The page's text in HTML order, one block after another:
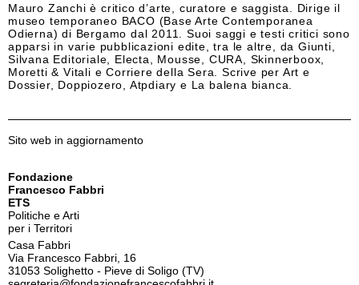
Mauro Zanchi è critico d’arte, curatore e saggista. Dirige il
museo temporaneo BACO (Base Arte Contemporanea
Odierna) di Bergamo dal 2011. Suoi saggi e testi critici sono
apparsi in varie pubblicazioni edite, tra le altre, da Giunti,
Silvana Editoriale, Electa, Mousse, CURA, Skinnerboox,
Moretti & Vitali e Corriere della Sera. Scrive per Art e
Dossier, Doppiozero, Atpdiary e La balena bianca.
Sito web in aggiornamento
Fondazione
Francesco Fabbri
ETS
Politiche e Arti
per i Territori
Casa Fabbri
Via Francesco Fabbri, 16
31053 Solighetto - Pieve di Soligo (TV)